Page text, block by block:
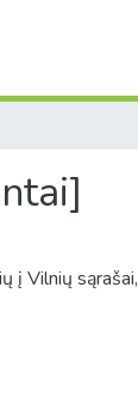
į Vilnių sąrašai,